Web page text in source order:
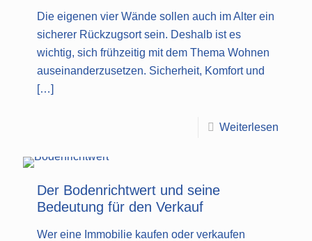
Die eigenen vier Wände sollen auch im Alter ein
sicherer Rückzugsort sein. Deshalb ist es
wichtig, sich frühzeitig mit dem Thema Wohnen
auseinanderzusetzen. Sicherheit, Komfort und
[…]
Weiterlesen
Der Bodenrichtwert und seine
Bedeutung für den Verkauf
Wer eine Immobilie kaufen oder verkaufen